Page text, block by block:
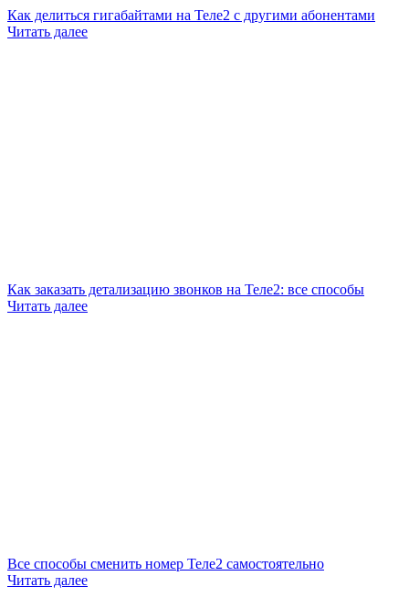
Как делиться гигабайтами на Теле2 с другими абонентами
Читать далее
Как заказать детализацию звонков на Теле2: все способы
Читать далее
Все способы сменить номер Теле2 самостоятельно
Читать далее